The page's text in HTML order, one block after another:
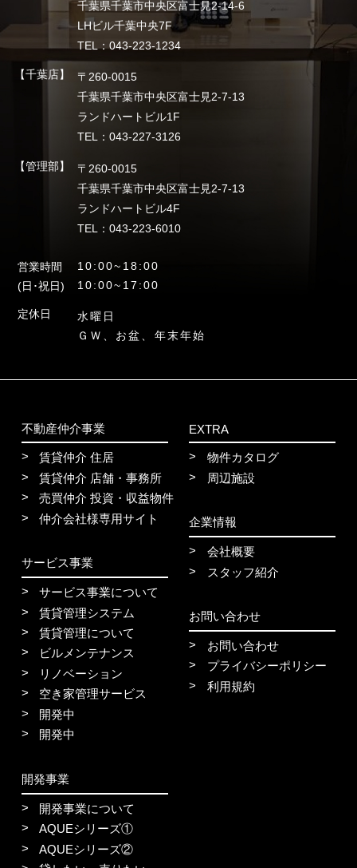
千葉県千葉市中央区富士見2-14-6
LHビル千葉中央7F
TEL：043-223-1234
【千葉店】
〒260-0015
千葉県千葉市中央区富士見2-7-13
ランドハートビル1F
TEL：043-227-3126
【管理部】
〒260-0015
千葉県千葉市中央区富士見2-7-13
ランドハートビル4F
TEL：043-223-6010
営業時間
10:00~18:00
(日･祝日)
10:00~17:00
定休日
水曜日
ＧＷ、お盆、年末年始
不動産仲介事業
賃貸仲介 住居
賃貸仲介 店舗・事務所
売買仲介 投資・収益物件
仲介会社様専用サイト
サービス事業
サービス事業について
賃貸管理システム
賃貸管理について
ビルメンテナンス
リノベーション
空き家管理サービス
開発中
開発中
開発事業
開発事業について
AQUEシリーズ①
AQUEシリーズ②
EXTRA
物件カタログ
周辺施設
企業情報
会社概要
スタッフ紹介
お問い合わせ
お問い合わせ
プライバシーポリシー
利用規約